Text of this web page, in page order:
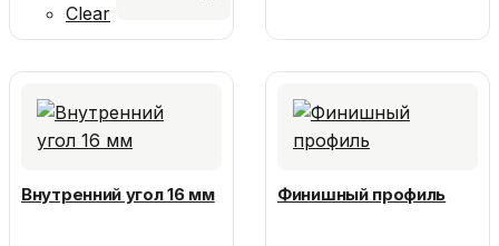
Clear
Внутренний угол 16 мм Финишный профиль